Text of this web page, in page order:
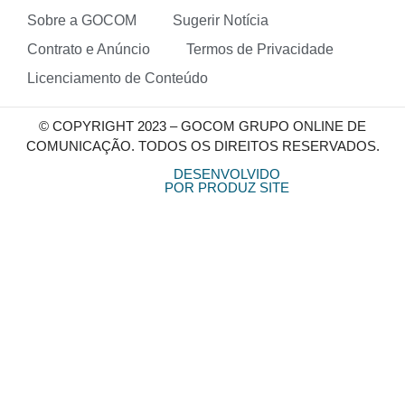
Sobre a GOCOM
Sugerir Notícia
Contrato e Anúncio
Termos de Privacidade
Licenciamento de Conteúdo
© COPYRIGHT 2023 – GOCOM GRUPO ONLINE DE
COMUNICAÇÃO. TODOS OS DIREITOS RESERVADOS.
DESENVOLVIDO
POR PRODUZ SITE